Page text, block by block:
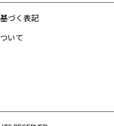
づく表記
いて